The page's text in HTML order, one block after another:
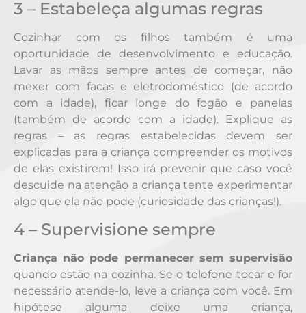
3 – Estabeleça algumas regras
Cozinhar com os filhos também é uma
oportunidade de desenvolvimento e educação.
Lavar as mãos sempre antes de começar, não
mexer com facas e eletrodoméstico (de acordo
com a idade), ficar longe do fogão e panelas
(também de acordo com a idade). Explique as
regras – as regras estabelecidas devem ser
explicadas para a criança compreender os motivos
de elas existirem! Isso irá prevenir que caso você
descuide na atenção a criança tente experimentar
algo que ela não pode (curiosidade das crianças!).
4 – Supervisione sempre
Criança não pode permanecer sem supervisão
quando estão na cozinha. Se o telefone tocar e for
necessário atende-lo, leve a criança com você. Em
hipótese alguma deixe uma criança,